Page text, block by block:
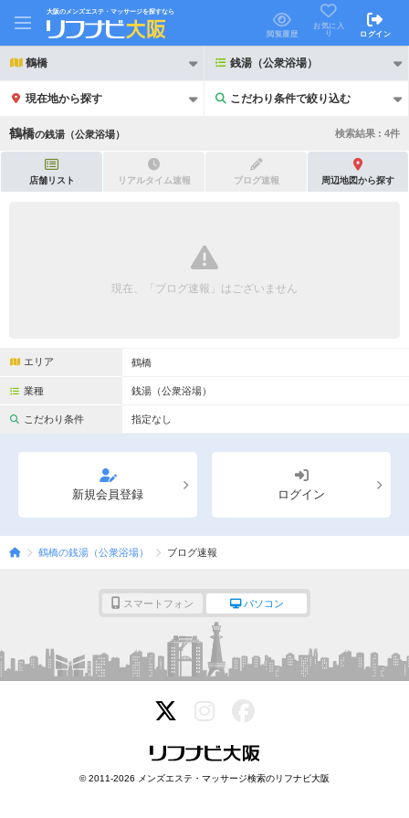
大阪のメンズエステ・マッサージを探すなら
閲覧履歴
お気に入
り
ログイン
鶴橋 銭湯（公衆浴場）
現在地から探す こだわり条件で絞り込む
こだわり条件で絞り込む
完全個室
ペアルームあり シャワー室完備
フットバスあり
専用駐車場あり 有資格者在籍
日本人スタッフのみ
Ｗセラピスト
こだわり条件を変更
鶴橋の銭湯（公衆浴場） 検索結果 : 4件
店舗リスト リアルタイム速報 ブログ速報 周辺地図から探す
現在、「ブログ速報」はございません
エリア 鶴橋
業種 銭湯（公衆浴場）
こだわり条件 指定なし
新規会員登録 ログイン
鶴橋の銭湯（公衆浴場） ブログ速報
スマートフォン パソコン
© 2011-2026 メンズエステ・マッサージ検索のリフナビ大阪